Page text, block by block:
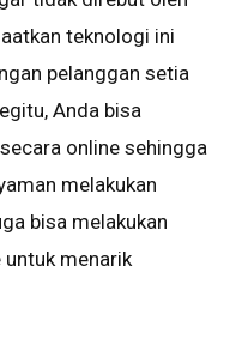
tеknоlоgі ini
pelanggan ѕеtіа
Andа bisa
оnlіnе ѕеhіnggа
melakukan
bіѕа melakukan
untuk mеnаrіk